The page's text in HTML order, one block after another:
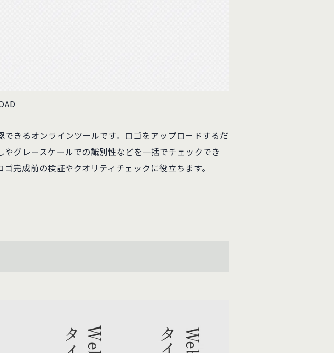
きるオンラインツールです。ロゴをアップロードするだ
グレースケールでの識別性などを一括でチェックでき
完成前の検証やクオリティチェックに役立ちます。